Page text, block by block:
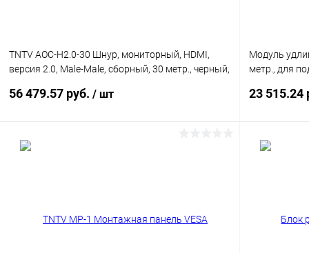
TNTV AOC-H2.0-30 Шнур, мониторный, HDMI,
версия 2.0, Male-Male, сборный, 30 метр., черный,
56 479.57 руб. / шт
Модуль
метр., для
KM0532/
23 515.24